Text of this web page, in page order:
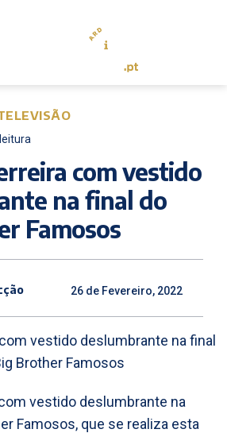
com vestido
na final do
Famosos
26 de Fevereiro, 2022
vestido deslumbrante na
Famosos, que se realiza esta